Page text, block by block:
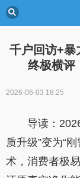
千户回访+暴
终极横评
2026-06-03 18:25
导读：
质升级”变为“
术，消费者极